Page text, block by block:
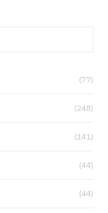
(77)
(248)
(141)
(44)
(44)